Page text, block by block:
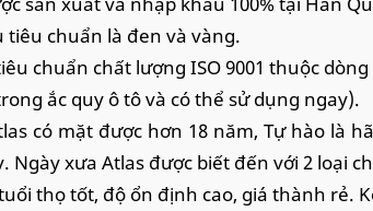
tiêu chuẩn là đen và vàng.
chuẩn chất lượng ISO 9001 thuộc
ắc quy ô tô và có thể sử dụng ngay).
có mặt được hơn 18 năm, Tự hào là
Ngày xưa Atlas được biết đến với 2 loại
thọ tốt, độ ổn định cao, giá thành rẻ.